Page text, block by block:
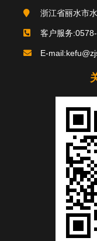
浙江省丽水市
客户服务
E-